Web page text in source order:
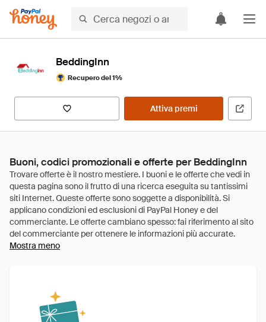
BeddingInn
Recupero del 1%
Attiva premi
Buoni, codici promozionali e offerte per BeddingInn
Mostra meno